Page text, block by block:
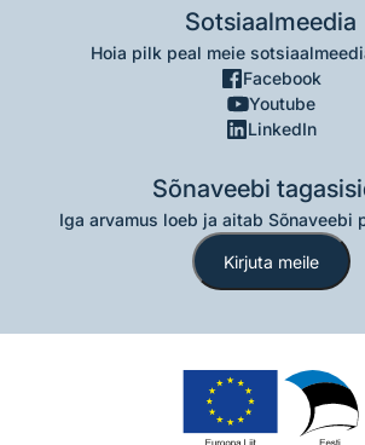
Sotsiaalmeedia
Hoia pilk peal meie
Facebook
Youtube
LinkedIn
Sõnaveebi
Iga arvamus loeb ja aitab Sõnaveebi
Kirjuta meile